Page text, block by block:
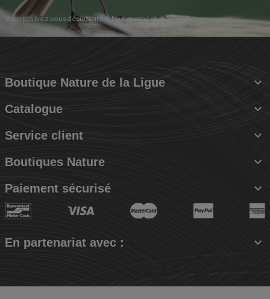
Vous pouvez vous désinscrire à tout moment.
Boutique Nature de la Ligue 
Catalogue 
Service client 
Boutiques Nature 
Paiement sécurisé 
En partenariat avec : 